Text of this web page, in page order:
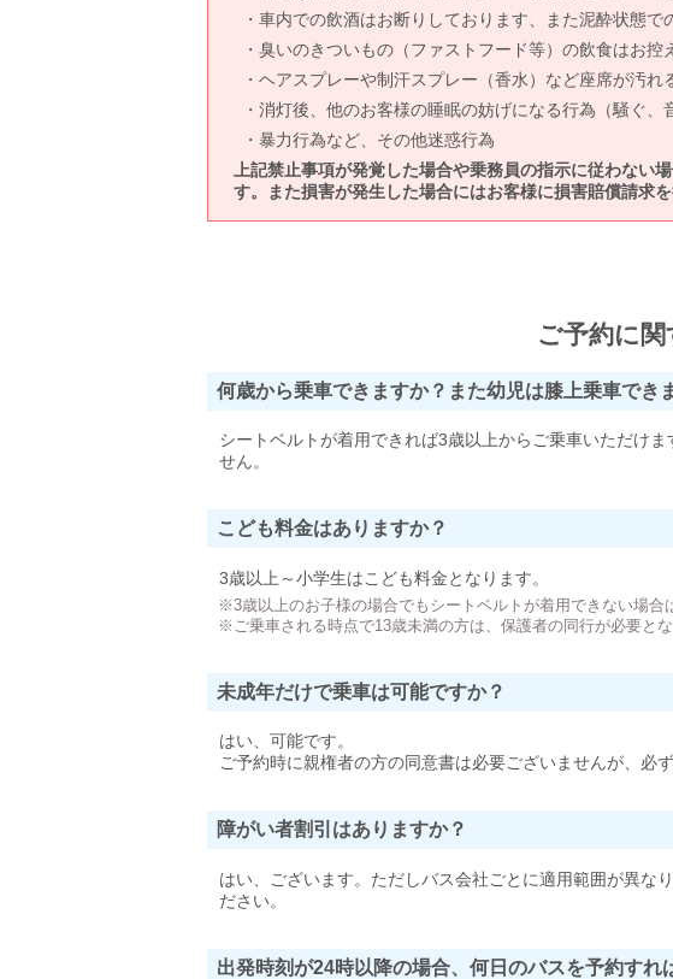
車内での飲酒はお断りしております、また泥酔状態で
臭いのきついもの（ファストフード等）の飲食はお控
ヘアスプレーや制汗スプレー（香水）など座席が汚れ
消灯後、他のお客様の睡眠の妨げになる行為（騒ぐ
暴力行為など、その他迷惑行為
上記禁止事項が発覚した場合や乗務員の指示に従わない
す。また損害が発生した場合にはお客様に損害賠償請求を
ご予約に
何歳から乗車できますか？また幼児は膝上乗車でき
シートベルトが着用できれば3歳以上からご乗車いただけ
せん。
こども料金はありますか？
3歳以上～小学生はこども料金となります。
※3歳以上のお子様の場合でもシートベルトが着用できない場合
※ご乗車される時点で13歳未満の方は、保護者の同行が必要とな
未成年だけで乗車は可能ですか？
はい、可能です。
ご予約時に親権者の方の同意書は必要ございませんが、必
障がい者割引はありますか？
はい、ございます。ただしバス会社ごとに適用範囲が異な
ださい。
出発時刻が24時以降の場合、何日のバスを予約すれ